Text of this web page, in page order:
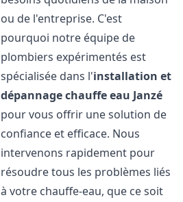
ou de l'entreprise. C'est
pourquoi notre équipe de
plombiers expérimentés est
spécialisée dans l'installation et
dépannage chauffe eau Janzé
pour vous offrir une solution de
confiance et efficace. Nous
intervenons rapidement pour
résoudre tous les problèmes liés
à votre chauffe-eau, que ce soit